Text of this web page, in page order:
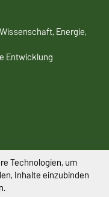
Energie,
Entwicklung
Technologien, um
Inhalte einzubinden